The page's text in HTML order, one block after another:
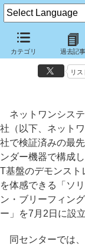
カテゴリ 過去記事
ネットワン、次世代
多彩なデモが各事業
リス
ネットワンシス
社（以下、ネット
社で検証済みの最
ンダー機器で構成
T基盤のデモンスト
を体感できる「ソ
ン・ブリーフィン
ー」を7月2日に設立
同センターでは、